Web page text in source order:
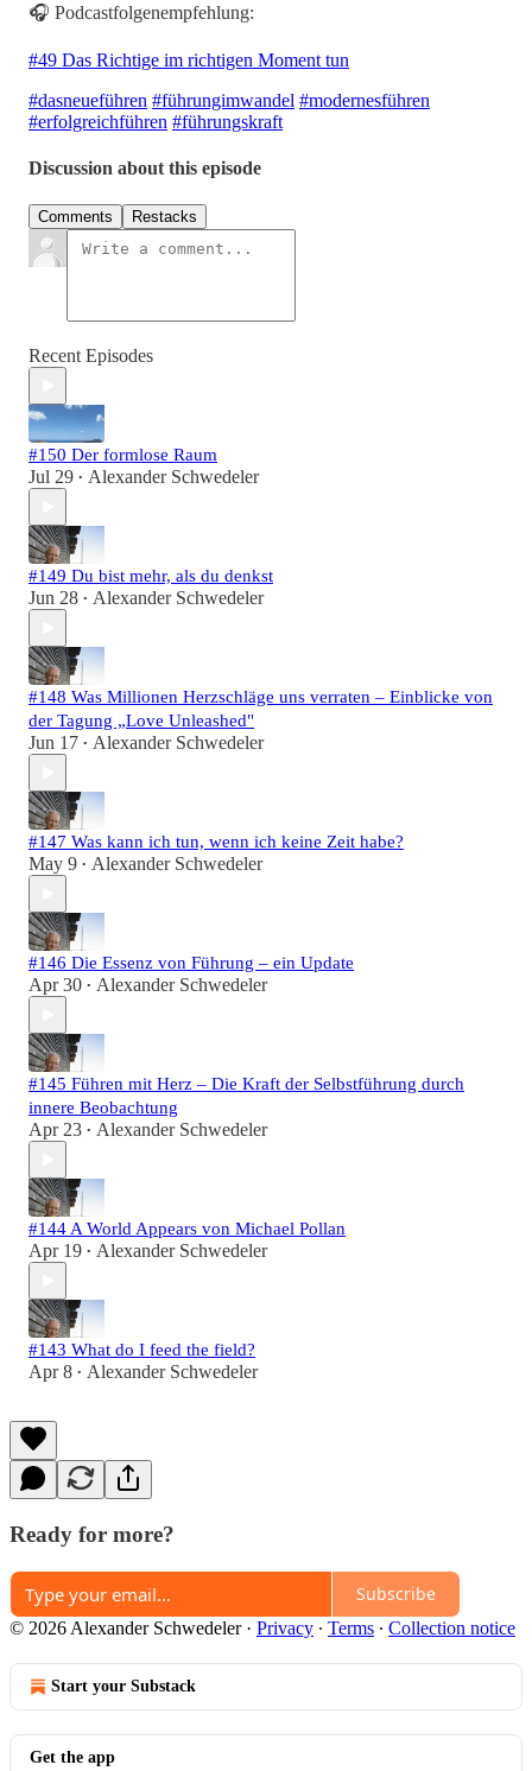
🎧 Podcastfolgenempfehlung:
#49 Das Richtige im richtigen Moment tun
#dasneueführen #führungimwandel #modernesführen
#erfolgreichführen #führungskraft
Discussion about this episode
Comments Restacks
Recent Episodes
#150 Der formlose Raum
Jul 29 • Alexander Schwedeler
#149 Du bist mehr, als du denkst
Jun 28 • Alexander Schwedeler
#148 Was Millionen Herzschläge uns verraten – Einblicke von
der Tagung „Love Unleashed"
Jun 17 • Alexander Schwedeler
#147 Was kann ich tun, wenn ich keine Zeit habe?
May 9 • Alexander Schwedeler
#146 Die Essenz von Führung – ein Update
Apr 30 • Alexander Schwedeler
#145 Führen mit Herz – Die Kraft der Selbstführung durch
innere Beobachtung
Apr 23 • Alexander Schwedeler
#144 A World Appears von Michael Pollan
Apr 19 • Alexander Schwedeler
#143 What do I feed the field?
Apr 8 • Alexander Schwedeler
Ready for more?
Subscribe
© 2026 Alexander Schwedeler· Privacy ∙ Terms ∙ Collection notice
Start your Substack
Get the app